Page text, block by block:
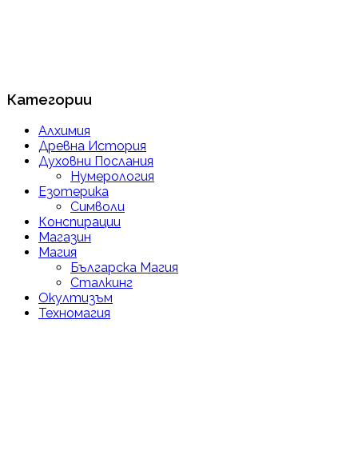
Категории
Алхимия
Древна История
Духовни Послания
Нумерология
Езотерика
Символи
Конспирации
Магазин
Магия
Българска Магия
Сталкинг
Окултизъм
Техномагия